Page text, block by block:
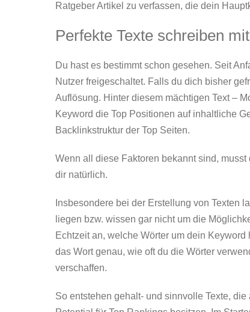
Ratgeber Artikel zu verfassen, die dein
Perfekte Texte schreiben
Du hast es bestimmt schon gesehen. Seit
Nutzer freigeschaltet. Falls du dich bisher
Auflösung. Hinter diesem mächtigen Text –
Keyword die Top Positionen auf inhaltliche
Backlinkstruktur der Top Seiten.
Wenn all diese Faktoren bekannt sind,
dir natürlich.
Insbesondere bei der Erstellung von Texten
liegen bzw. wissen gar nicht um die
Echtzeit an, welche Wörter um dein
das Wort genau, wie oft du die Wörter
verschaffen.
So entstehen gehalt- und sinnvolle Texte,